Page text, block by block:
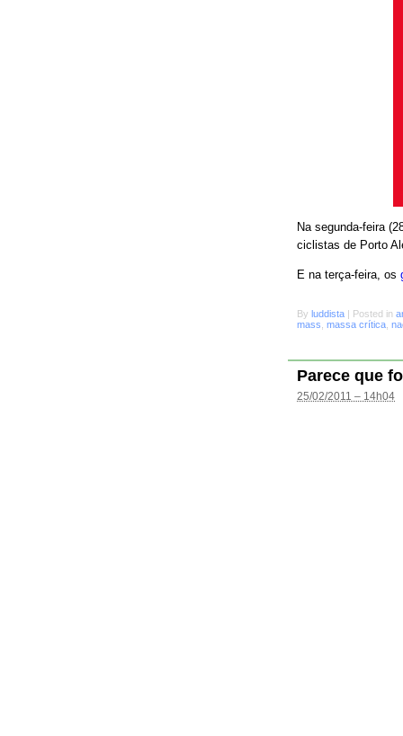
Na segunda-feira
ciclistas de Porto
E na terça-feira, os
By luddista | Posted in
mass massa crítica
Parece que
25/02/2011 – 14h04